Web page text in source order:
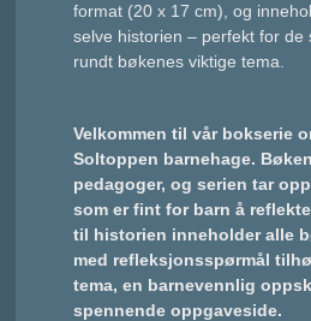
format (20 x 17 cm), og
selve historien – perfekt for de
rundt bøkenes viktige tema.
Velkommen til vår bokserie
Soltoppen barnehage.
pedagoger, og serien tar
som er fint for barn å
til historien inneholder alle
med refleksjonsspørmål
tema, en barnevennlig
spennende oppgaveside.